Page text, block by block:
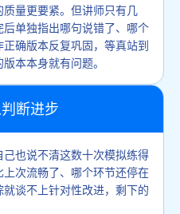
量更要紧。但讲师只有几
单独指出哪句说错了、哪个
确版本反复巩固，等真站到
本本身就有问题。
断进步
也说不清这数十次模拟练得
次流畅了、哪个环节还停在
谈不上针对性改进，剩下的